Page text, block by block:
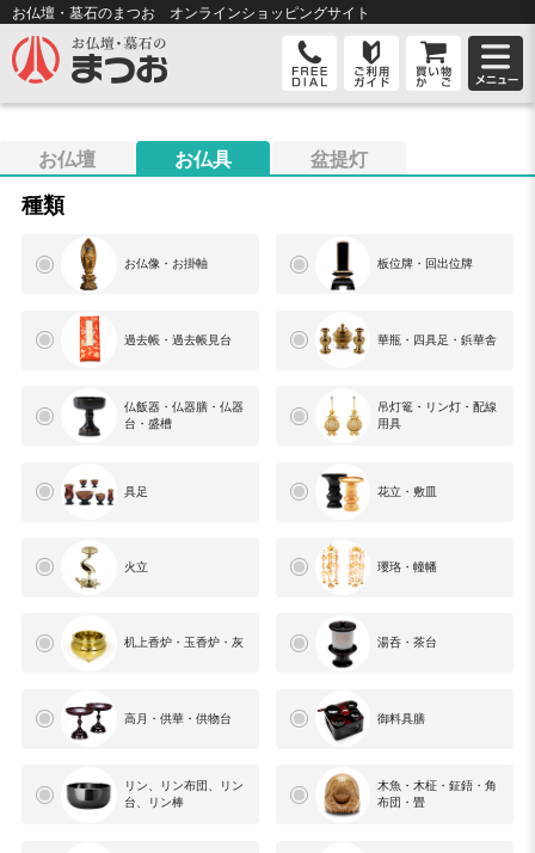
お仏壇・墓石のまつお オンラインショッピングサイト
お仏壇 お仏具 盆提灯
種類
お仏像・お掛軸 板位牌・回出位牌
過去帳・過去帳見台 華瓶・四具足・鋲華舎
仏飯器・仏器膳・仏器
台・盛槽
吊灯篭・リン灯・配線
用具
具足 花立・敷皿
火立 瓔珞・幢幡
机上香炉・玉香炉・灰 湯呑・茶台
高月・供華・供物台 御料具膳
リン、リン布団、リン
台、リン棒
木魚・木柾・鉦鋙・角
布団・畳